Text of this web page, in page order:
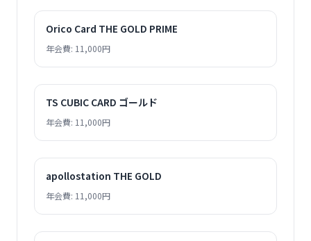
Orico Card THE GOLD PRIME
年会費: 11,000円
TS CUBIC CARD ゴールド
年会費: 11,000円
apollostation THE GOLD
年会費: 11,000円